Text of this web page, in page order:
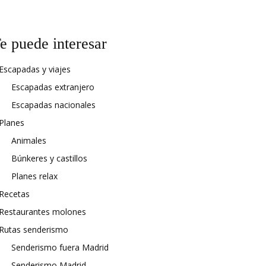
puede interesar
y viajes
Escapadas extranjero
Escapadas nacionales
Animales
Búnkeres y castillos
Planes relax
molones
senderismo
Senderismo fuera Madrid